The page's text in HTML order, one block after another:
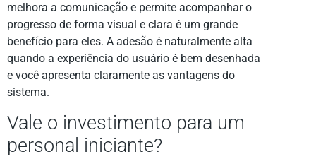
melhora a comunicação e permite acompanhar o
progresso de forma visual e clara é um grande
benefício para eles. A adesão é naturalmente alta
quando a experiência do usuário é bem desenhada
e você apresenta claramente as vantagens do
sistema.
Vale o investimento para um
personal iniciante?